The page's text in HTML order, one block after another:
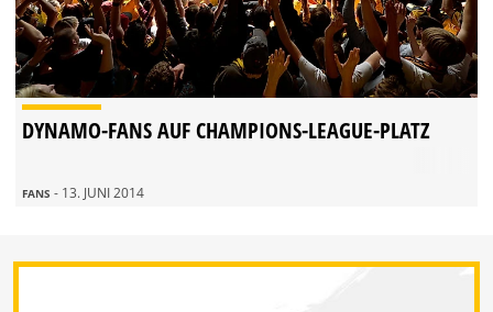
DYNAMO-FANS AUF CHAMPIONS-LEAGUE-PLATZ
FANS - 13. JUNI 2014